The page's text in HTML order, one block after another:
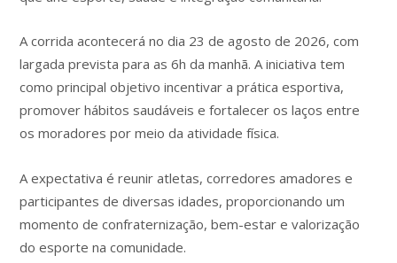
A corrida acontecerá no dia 23 de agosto de 2026, com
largada prevista para as 6h da manhã. A iniciativa tem
como principal objetivo incentivar a prática esportiva,
promover hábitos saudáveis e fortalecer os laços entre
os moradores por meio da atividade física.
A expectativa é reunir atletas, corredores amadores e
participantes de diversas idades, proporcionando um
momento de confraternização, bem-estar e valorização
do esporte na comunidade.